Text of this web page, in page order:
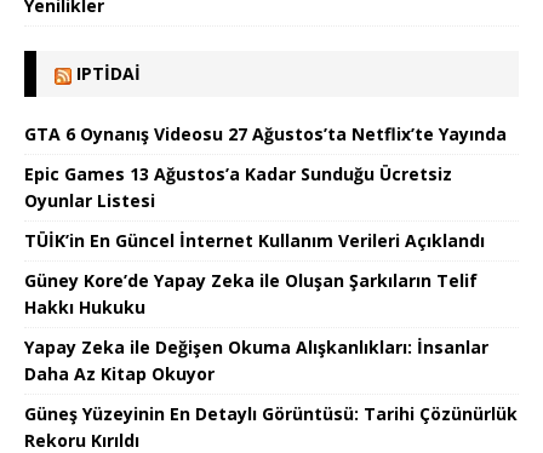
Yenilikler
IPTIDAI
GTA 6 Oynanış Videosu 27 Ağustos’ta Netflix’te Yayında
Epic Games 13 Ağustos’a Kadar Sunduğu Ücretsiz
Oyunlar Listesi
TÜİK’in En Güncel İnternet Kullanım Verileri Açıklandı
Güney Kore’de Yapay Zeka ile Oluşan Şarkıların Telif
Hakkı Hukuku
Yapay Zeka ile Değişen Okuma Alışkanlıkları: İnsanlar
Daha Az Kitap Okuyor
Güneş Yüzeyinin En Detaylı Görüntüsü: Tarihi Çözünürlük
Rekoru Kırıldı